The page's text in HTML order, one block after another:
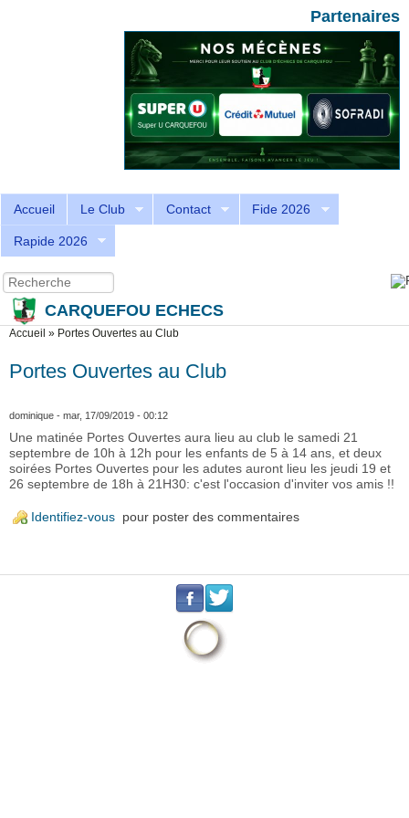
Partenaires
Accueil Le Club Contact Fide 2026
Rapide 2026
Formulaire de recherche
Recherche
CARQUEFOU ECHECS
Vous êtes ici
Accueil » Portes Ouvertes au Club
Portes Ouvertes au Club
dominique - mar, 17/09/2019 - 00:12
Une matinée Portes Ouvertes aura lieu au club le samedi 21
septembre de 10h à 12h pour les enfants de 5 à 14 ans, et deux
soirées Portes Ouvertes pour les adutes auront lieu les jeudi 19 et
26 septembre de 18h à 21H30: c'est l'occasion d'inviter vos amis !!
Identifiez-vous pour poster des commentaires
. .